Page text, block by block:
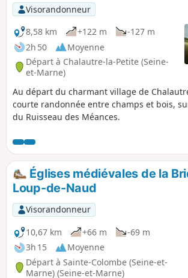
Visorandonneur
8,58 km
+122 m
-127 m
2h 50
Moyenne
Départ à Chalautre-la-Petite (Seine-
et-Marne)
Au départ du charmant village de
courte randonnée entre champs et bois,
du Ruisseau des Méances.
Églises médiévales de la
Loup-de-Naud
Visorandonneur
10,67 km
+66 m
-69 m
3h 15
Moyenne
Départ à Sainte-Colombe (Seine-et-
Marne) (Seine-et-Marne)